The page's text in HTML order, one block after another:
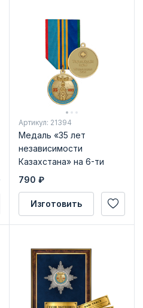
Артикул: 21394
Медаль «35 лет
независимости
Казахстана» на 6-ти
угольной колодке с
790 ₽
Изготовить